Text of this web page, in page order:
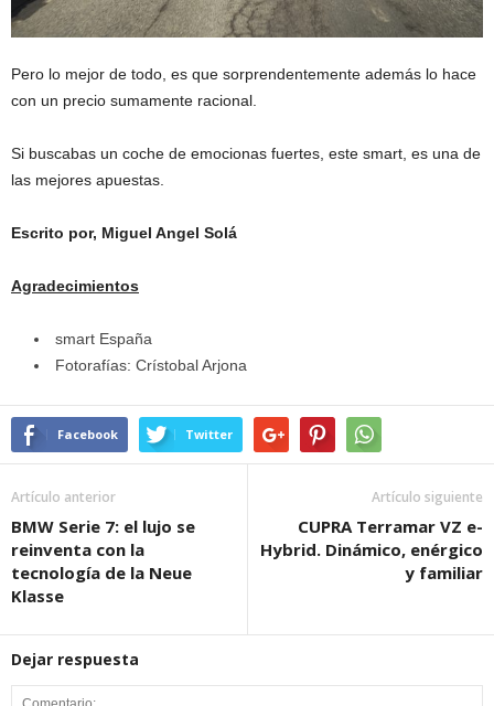
Pero lo mejor de todo, es que sorprendentemente además lo hace
con un precio sumamente racional.
Si buscabas un coche de emocionas fuertes, este smart, es una de
las mejores apuestas.
Escrito por, Miguel Angel Solá
Agradecimientos
smart España
Fotorafías: Crístobal Arjona
Facebook Twitter
Artículo anterior
BMW Serie 7: el lujo se
reinventa con la
tecnología de la Neue
Klasse
Artículo siguiente
CUPRA Terramar VZ e-
Hybrid. Dinámico, enérgico
y familiar
Dejar respuesta